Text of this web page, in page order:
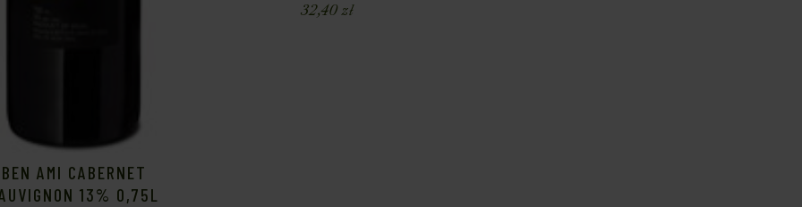
BEN AMI CABERNET
13% 0,75L
32,40zł